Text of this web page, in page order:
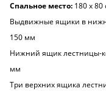
Спальное место: 180 х
Выдвижные ящики в
150 мм
Нижний ящик лестницы-
мм
Три верхних ящика